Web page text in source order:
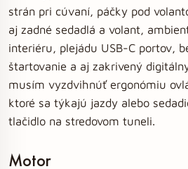
strán pri cúvaní, páčky pod
aj zadné sedadlá a volant,
interiéru, plejádu USB-C portov,
štartovanie a aj zakrivený
musím vyzdvihnúť ergonómiu
ktoré sa týkajú jazdy alebo
tlačidlo na stredovom tuneli.
Motor